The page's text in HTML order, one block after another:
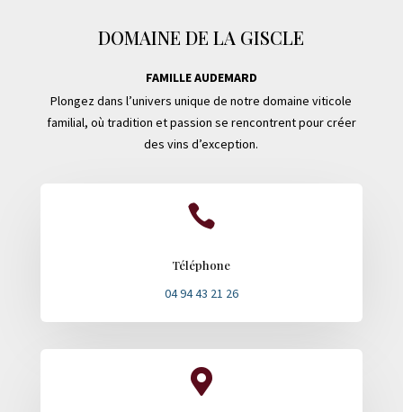
DOMAINE DE LA GISCLE
FAMILLE AUDEMARD
Plongez dans l’univers unique de notre domaine viticole
familial, où tradition et passion se rencontrent pour créer
des vins d’exception.

Téléphone
04 94 43 21 26
